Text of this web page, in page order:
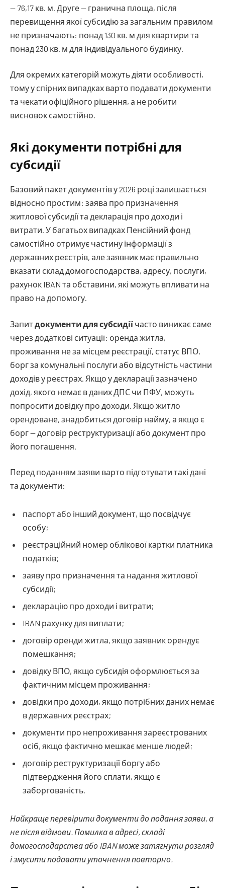
— 76,17 кв. м. Друге — гранична площа, після
перевищення якої субсидію за загальним правилом
не призначають: понад 130 кв. м для квартири та
понад 230 кв. м для індивідуального будинку.
Для окремих категорій можуть діяти особливості,
тому у спірних випадках варто подавати документи
та чекати офіційного рішення, а не робити
висновок самостійно.
Які документи потрібні для
субсидії
Базовий пакет документів у 2026 році залишається
відносно простим: заява про призначення
житлової субсидії та декларація про доходи і
витрати. У багатьох випадках Пенсійний фонд
самостійно отримує частину інформації з
державних реєстрів, але заявник має правильно
вказати склад домогосподарства, адресу, послуги,
рахунок IBAN та обставини, які можуть впливати на
право на допомогу.
Запитдокументи для субсидії часто виникає саме
через додаткові ситуації: оренда житла,
проживання не за місцем реєстрації, статус ВПО,
борг за комунальні послуги або відсутність частини
доходів у реєстрах. Якщо у декларації зазначено
дохід, якого немає в даних ДПС чи ПФУ, можуть
попросити довідку про доходи. Якщо житло
орендоване, знадобиться договір найму, а якщо є
борг — договір реструктуризації або документ про
його погашення.
Перед поданням заяви варто підготувати такі дані
та документи:
паспорт або інший документ, що посвідчує
особу;
реєстраційний номер облікової картки платника
податків;
заяву про призначення та надання житлової
субсидії;
декларацію про доходи і витрати;
IBAN рахунку для виплати;
договір оренди житла, якщо заявник орендує
помешкання;
довідку ВПО, якщо субсидія оформлюється за
фактичним місцем проживання;
довідки про доходи, якщо потрібних даних немає
в державних реєстрах;
документи про непроживання зареєстрованих
осіб, якщо фактично мешкає менше людей;
договір реструктуризації боргу або
підтвердження його сплати, якщо є
заборгованість.
Найкраще перевірити документи до подання заяви, а
не після відмови. Помилка в адресі, складі
домогосподарства або IBAN може затягнути розгляд
і змусити подавати уточнення повторно.